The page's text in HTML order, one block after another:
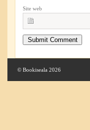
Site web
© Bookiseala 2026